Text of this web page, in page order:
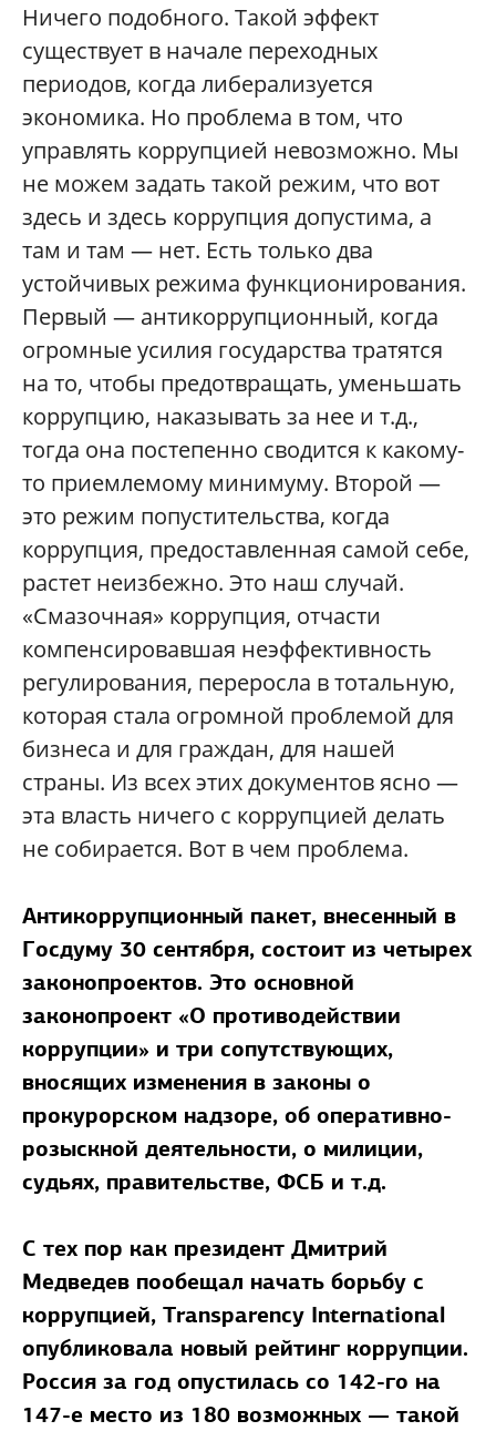
Ничего подобного. Такой эффект
существует в начале переходных
периодов, когда либерализуется
экономика. Но проблема в том, что
управлять коррупцией невозможно. Мы
не можем задать такой режим, что вот
здесь и здесь коррупция допустима, а
там и там — нет. Есть только два
устойчивых режима функционирования.
Первый — антикоррупционный, когда
огромные усилия государства тратятся
на то, чтобы предотвращать, уменьшать
коррупцию, наказывать за нее и т.д.,
тогда она постепенно сводится к какому-
то приемлемому минимуму. Второй —
это режим попустительства, когда
коррупция, предоставленная самой себе,
растет неизбежно. Это наш случай.
«Смазочная» коррупция, отчасти
компенсировавшая неэффективность
регулирования, переросла в тотальную,
которая стала огромной проблемой для
бизнеса и для граждан, для нашей
страны. Из всех этих документов ясно —
эта власть ничего с коррупцией делать
не собирается. Вот в чем проблема.
Антикоррупционный пакет, внесенный в
Госдуму 30 сентября, состоит из четырех
законопроектов. Это основной
законопроект «О противодействии
коррупции» и три сопутствующих,
вносящих изменения в законы о
прокурорском надзоре, об оперативно-
розыскной деятельности, о милиции,
судьях, правительстве, ФСБ и т.д.
С тех пор как президент Дмитрий
Медведев пообещал начать борьбу с
коррупцией, Transparency International
опубликовала новый рейтинг коррупции.
Россия за год опустилась со 142-го на
147-е место из 180 возможных — такой